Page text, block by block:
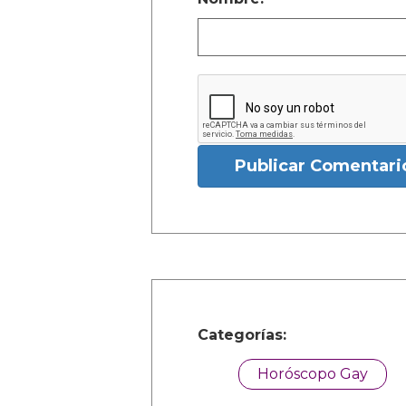
Publicar
Categorías:
Horóscopo Gay